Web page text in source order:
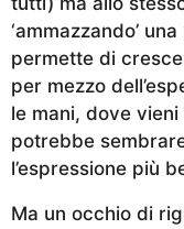
‘ammazzando’
permette di
per mezzo
le mani, dove
potrebbe
l’espressione più
Ma un occhio di